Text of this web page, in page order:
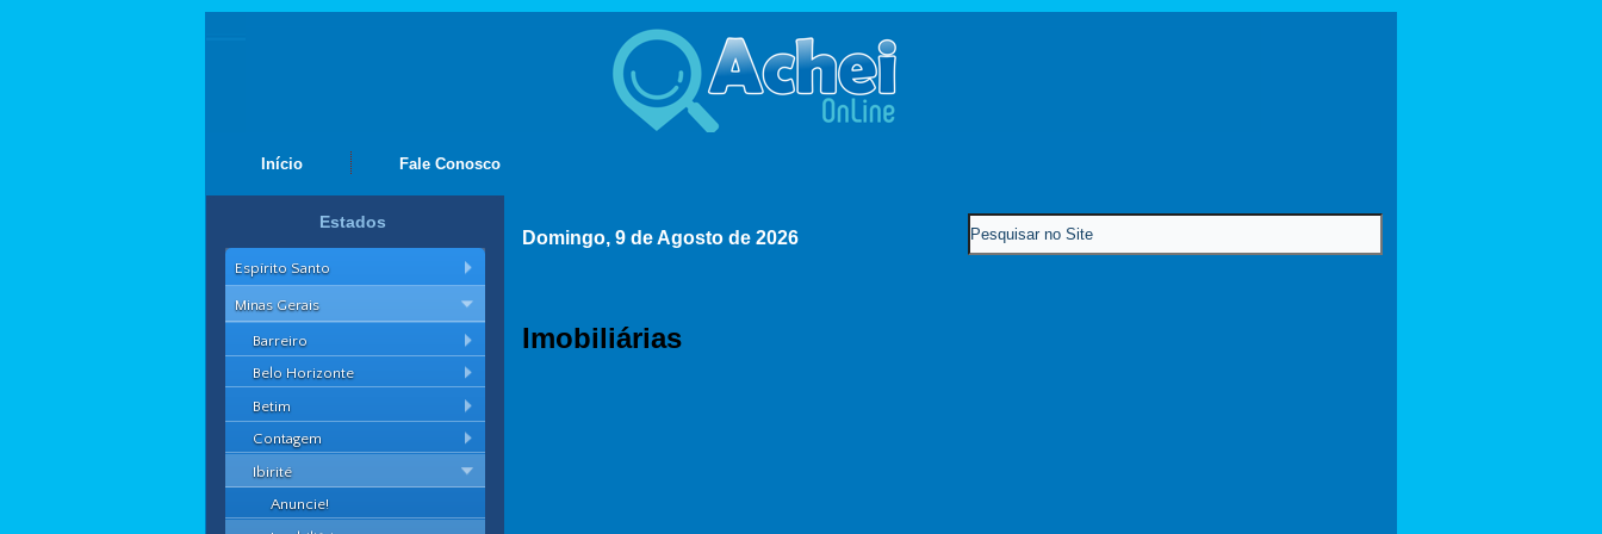
Início Fale Conosco
Estados
Espírito Santo
Minas Gerais
Barreiro
Belo Horizonte
Betim
Contagem
Ibirité
Anuncie!
Domingo, 9 de Agosto de 2026
Imobiliárias